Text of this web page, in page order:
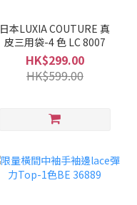
日本LUXIA COUTURE 真
皮三用袋-4 色 LC 8007
HK$299.00
HK$599.00